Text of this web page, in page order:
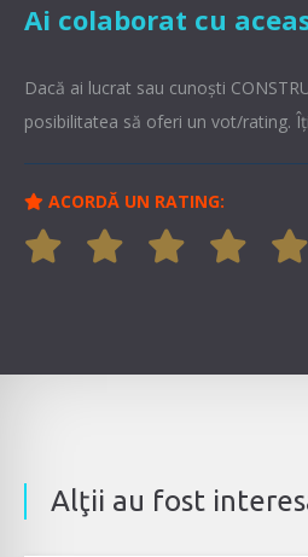
Ai colaborat cu
Dacă ai lucrat sau cunoşti
posibilitatea să oferi un vot/rating.
ACORDĂ UN RATING:
Alţii au fost